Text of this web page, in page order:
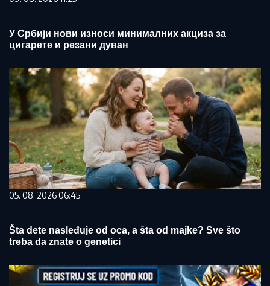
У Србији нови износи минималних акциза за
цигарете и резани дуван
05. 08. 2026 06:45
Šta dete nasleđuje od oca, a šta od majke? Sve što
treba da znate o genetici